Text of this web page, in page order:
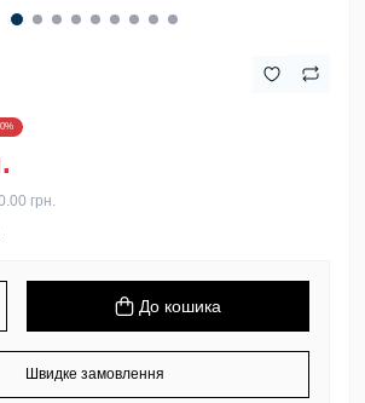
грн.
До кошика
Швидке замовлення